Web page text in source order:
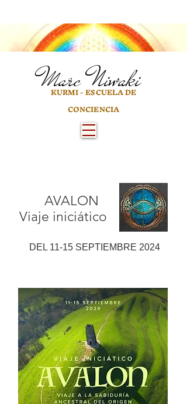
KURMI - ESCUELA DE
CONCIENCIA
Marc Niwaki
AVALON
Viaje iniciático
DEL 11-15 SEPTIEMBRE 2024